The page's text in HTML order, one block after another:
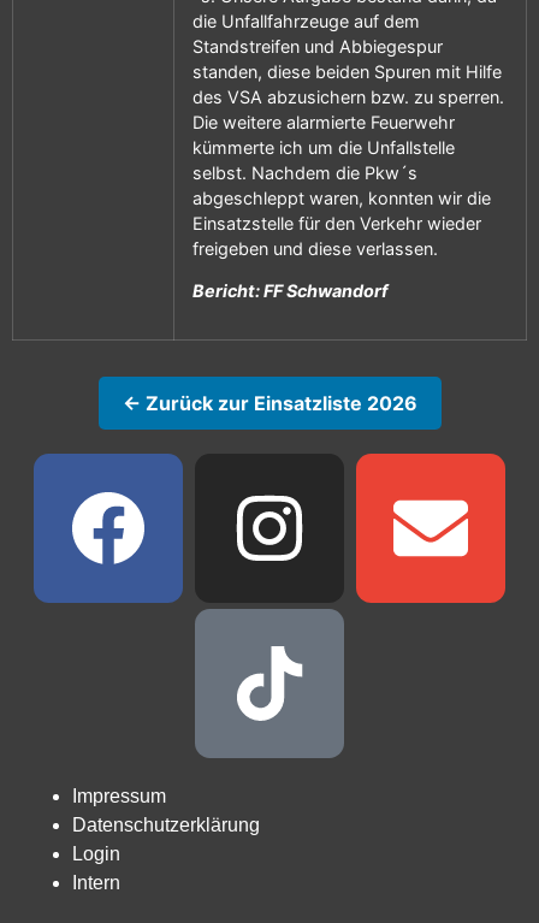
die Unfallfahrzeuge auf dem
Standstreifen und Abbiegespur
standen, diese beiden Spuren mit Hilfe
des VSA abzusichern bzw. zu sperren.
Die weitere alarmierte Feuerwehr
kümmerte ich um die Unfallstelle
selbst. Nachdem die Pkw´s
abgeschleppt waren, konnten wir die
Einsatzstelle für den Verkehr wieder
freigeben und diese verlassen.
Bericht: FF Schwandorf
← Zurück zur Einsatzliste 2026
Impressum
Datenschutzerklärung
Login
Intern